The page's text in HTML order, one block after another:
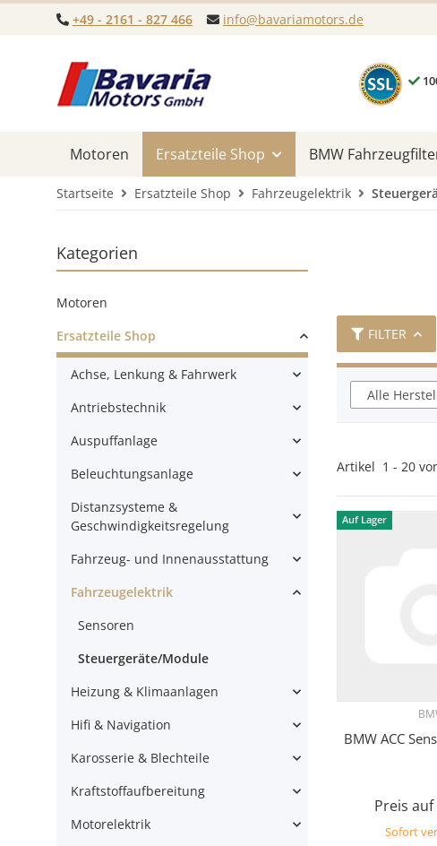
+49 - 2161 - 827 466 info@bavariamotors.de
Motoren Ersatzteile Shop BMW
Startseite Ersatzteile Shop Fahrzeugelektrik
FILTER
Alle
Artikel 1 - 20
Auf Lager
BMW ACC
Preis
Sofort
Kategorien
Motoren
Ersatzteile Shop
Achse, Lenkung & Fahrwerk
Antriebstechnik
Auspuffanlage
Beleuchtungsanlage
Distanzsysteme &
Geschwindigkeitsregelung
Fahrzeug- und Innenausstattung
Fahrzeugelektrik
Sensoren
Steuergeräte/Module
Heizung & Klimaanlagen
Hifi & Navigation
Karosserie & Blechteile
Kraftstoffaufbereitung
Motorelektrik